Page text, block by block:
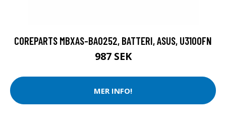
COREPARTS MBXAS-BA0252, BATTERI, ASUS, U3100FN
987 SEK
MER INFO!